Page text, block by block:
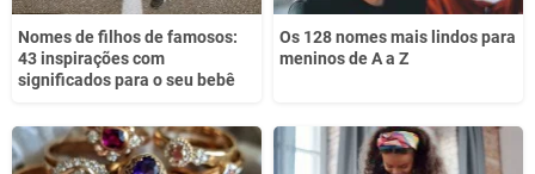
Nomes de filhos de famosos:
43 inspirações com
significados para o seu bebê
Os 128 nomes mais lindos para
meninos de A a Z